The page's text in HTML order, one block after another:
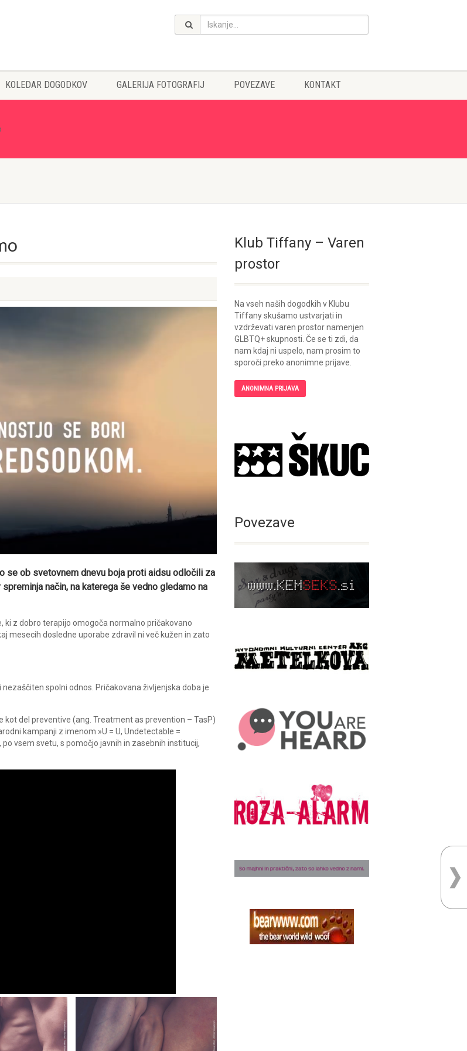
KOLEDAR DOGODKOV GALERIJA FOTOGRAFIJ POVEZAVE KONTAKT
se ob svetovnem dnevu boja proti aidsu odločili za
način, na katerega še vedno gledamo na
ki z dobro terapijo omogoča normalno pričakovano
mesecih dosledne uporabe zdravil ni več kužen in zato
spolni odnos. Pričakovana življenjska doba je
kot del preventive (ang. Treatment as prevention – TasP)
kampanji z imenom »U = U, Undetectable =
vsem svetu, s pomočjo javnih in zasebnih institucij,
Klub Tiffany – Varen
prostor
Na vseh naših dogodkih v Klubu
Tiffany skušamo ustvarjati in
vzdrževati varen prostor namenjen
GLBTQ+ skupnosti. Če se ti zdi, da
nam kdaj ni uspelo, nam prosim to
sporoči preko anonimne prijave.
ANONIMNA PRIJAVA
Povezave